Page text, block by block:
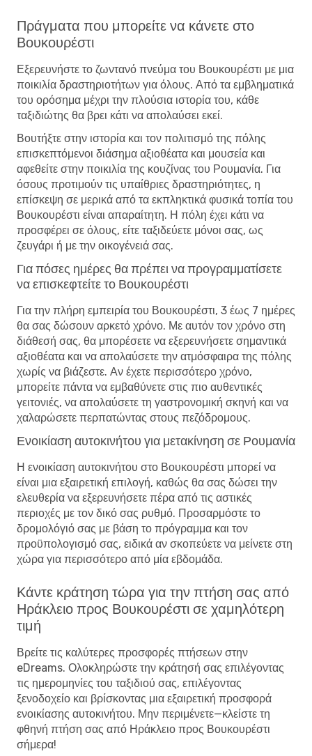
Πράγματα που μπορείτε να κάνετε στο
Βουκουρέστι
Εξερευνήστε το ζωντανό πνεύμα του Βουκουρέστι με μια
ποικιλία δραστηριοτήτων για όλους. Από τα εμβληματικά
του ορόσημα μέχρι την πλούσια ιστορία του, κάθε
ταξιδιώτης θα βρει κάτι να απολαύσει εκεί.
Βουτήξτε στην ιστορία και τον πολιτισμό της πόλης
επισκεπτόμενοι διάσημα αξιοθέατα και μουσεία και
αφεθείτε στην ποικιλία της κουζίνας του Ρουμανία. Για
όσους προτιμούν τις υπαίθριες δραστηριότητες, η
επίσκεψη σε μερικά από τα εκπληκτικά φυσικά τοπία του
Βουκουρέστι είναι απαραίτητη. Η πόλη έχει κάτι να
προσφέρει σε όλους, είτε ταξιδεύετε μόνοι σας, ως
ζευγάρι ή με την οικογένειά σας.
Για πόσες ημέρες θα πρέπει να προγραμματίσετε
να επισκεφτείτε το Βουκουρέστι
Για την πλήρη εμπειρία του Βουκουρέστι, 3 έως 7 ημέρες
θα σας δώσουν αρκετό χρόνο. Με αυτόν τον χρόνο στη
διάθεσή σας, θα μπορέσετε να εξερευνήσετε σημαντικά
αξιοθέατα και να απολαύσετε την ατμόσφαιρα της πόλης
χωρίς να βιάζεστε. Αν έχετε περισσότερο χρόνο,
μπορείτε πάντα να εμβαθύνετε στις πιο αυθεντικές
γειτονιές, να απολαύσετε τη γαστρονομική σκηνή και να
χαλαρώσετε περπατώντας στους πεζόδρομους.
Ενοικίαση αυτοκινήτου για μετακίνηση σε Ρουμανία
Η ενοικίαση αυτοκινήτου στο Βουκουρέστι μπορεί να
είναι μια εξαιρετική επιλογή, καθώς θα σας δώσει την
ελευθερία να εξερευνήσετε πέρα ​​από τις αστικές
περιοχές με τον δικό σας ρυθμό. Προσαρμόστε το
δρομολόγιό σας με βάση το πρόγραμμα και τον
προϋπολογισμό σας, ειδικά αν σκοπεύετε να μείνετε στη
χώρα για περισσότερο από μία εβδομάδα.
Κάντε κράτηση τώρα για την πτήση σας από
Ηράκλειο προς Βουκουρέστι σε χαμηλότερη
τιμή
Βρείτε τις καλύτερες προσφορές πτήσεων στην
eDreams. Ολοκληρώστε την κράτησή σας επιλέγοντας
τις ημερομηνίες του ταξιδιού σας, επιλέγοντας
ξενοδοχείο και βρίσκοντας μια εξαιρετική προσφορά
ενοικίασης αυτοκινήτου. Μην περιμένετε—κλείστε τη
φθηνή πτήση σας από Ηράκλειο προς Βουκουρέστι
σήμερα!